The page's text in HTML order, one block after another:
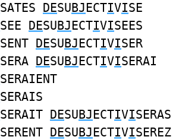
SATES DESUBJECTIVISE
SEE DESUBJECTIVISEES
SENT DESUBJECTIVISER
SERA DESUBJECTIVISERAI
SERAIENT
SERAIS
SERAIT DESUBJECTIVISERAS
SERENT DESUBJECTIVISEREZ